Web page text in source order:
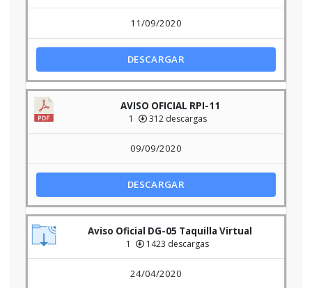
11/09/2020
DESCARGAR
AVISO OFICIAL RPI-11
1 312 descargas
09/09/2020
DESCARGAR
Aviso Oficial DG-05 Taquilla Virtual
1 1423 descargas
24/04/2020